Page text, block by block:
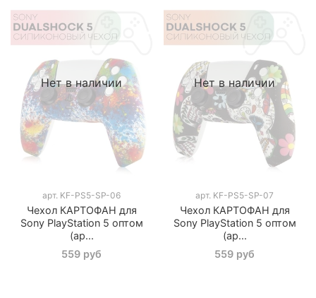
Нет в наличии
арт. KF-PS5-SP-06
Чехол КАРТОФАН для
Sony PlayStation 5 оптом
(ар...
559 руб
Нет в наличии
арт. KF-PS5-SP-07
Чехол КАРТОФАН для
Sony PlayStation 5 оптом
(ар...
559 руб